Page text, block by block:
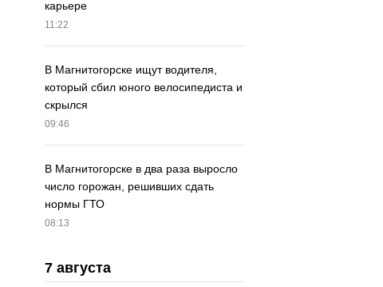
карьере
11:22
В Магнитогорске ищут водителя,
который сбил юного велосипедиста и
скрылся
09:46
В Магнитогорске в два раза выросло
число горожан, решивших сдать
нормы ГТО
08:13
7 августа